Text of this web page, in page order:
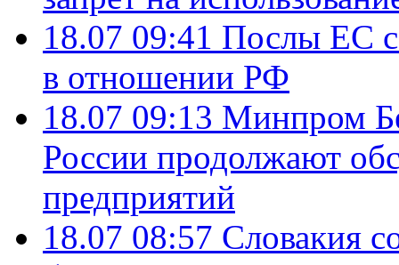
18.07 09:41 Послы ЕС
в отношении РФ
18.07 09:13 Минпром
России продолжают
предприятий
18.07 08:57 Словакия